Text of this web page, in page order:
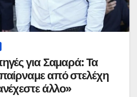
για Σαμαρά: Τα
από στελέχη
άλλο»